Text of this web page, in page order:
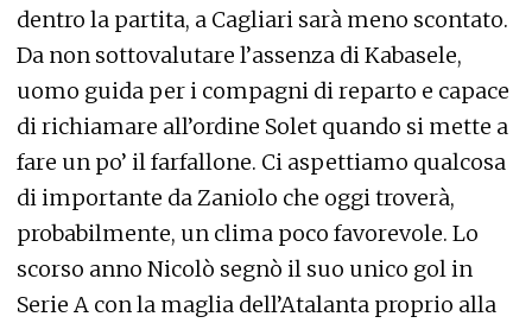
dentro la partita, a Cagliari sarà meno scontato.
Da non sottovalutare l’assenza di Kabasele,
uomo guida per i compagni di reparto e capace
di richiamare all’ordine Solet quando si mette a
fare un po’ il farfallone. Ci aspettiamo qualcosa
di importante da Zaniolo che oggi troverà,
probabilmente, un clima poco favorevole. Lo
scorso anno Nicolò segnò il suo unico gol in
Serie A con la maglia dell’Atalanta proprio alla